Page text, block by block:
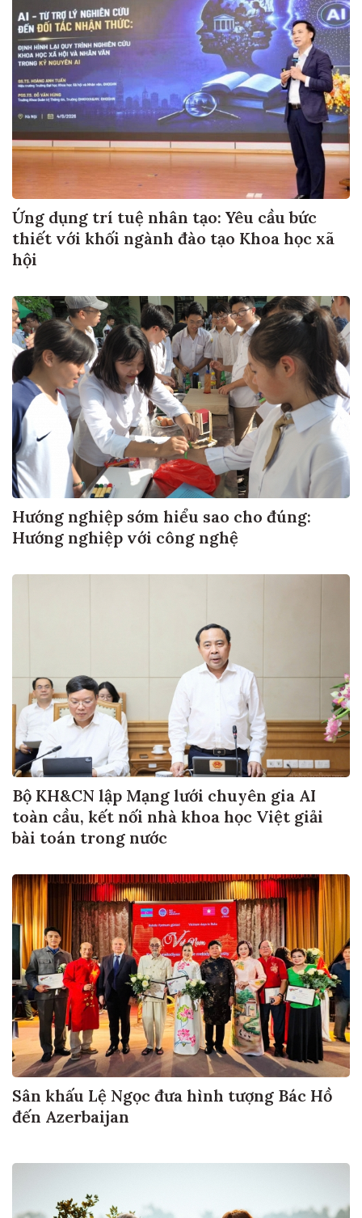
Ứng dụng trí tuệ nhân tạo: Yêu cầu bức
thiết với khối ngành đào tạo Khoa học xã
hội
Hướng nghiệp sớm hiểu sao cho đúng:
Hướng nghiệp với công nghệ
Bộ KH&CN lập Mạng lưới chuyên gia AI
toàn cầu, kết nối nhà khoa học Việt giải
bài toán trong nước
Sân khấu Lệ Ngọc đưa hình tượng Bác Hồ
đến Azerbaijan